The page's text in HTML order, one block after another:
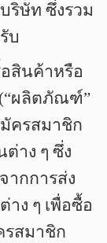
ริษัท ซึ่งรวม
บ
สินค้าหรือ
ผลิตภัณฑ์”
มัครสมาชิก
ต่าง ๆ ซึ่ง
ากการส่ง
าง ๆ เพื่อซื้อ
รสมาชิก